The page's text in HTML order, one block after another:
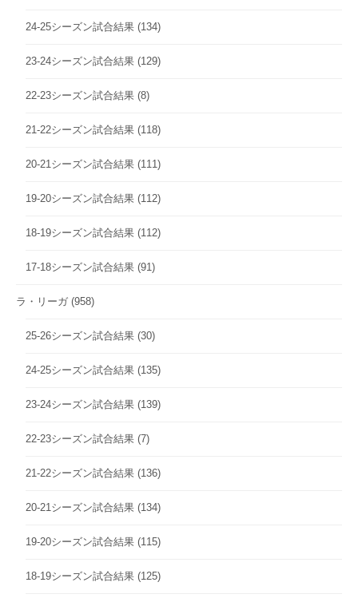
24-25シーズン試合結果 (134)
23-24シーズン試合結果 (129)
22-23シーズン試合結果 (8)
21-22シーズン試合結果 (118)
20-21シーズン試合結果 (111)
19-20シーズン試合結果 (112)
18-19シーズン試合結果 (112)
17-18シーズン試合結果 (91)
ラ・リーガ (958)
25-26シーズン試合結果 (30)
24-25シーズン試合結果 (135)
23-24シーズン試合結果 (139)
22-23シーズン試合結果 (7)
21-22シーズン試合結果 (136)
20-21シーズン試合結果 (134)
19-20シーズン試合結果 (115)
18-19シーズン試合結果 (125)